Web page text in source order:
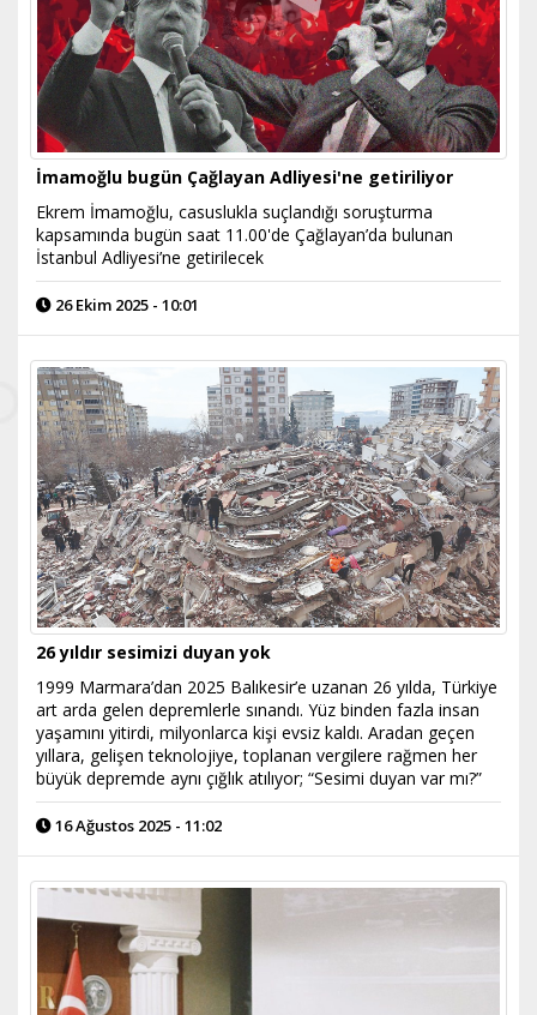
İmamoğlu bugün Çağlayan Adliyesi'ne getiriliyor
Ekrem İmamoğlu, casuslukla suçlandığı soruşturma
kapsamında bugün saat 11.00'de Çağlayan’da bulunan
İstanbul Adliyesi’ne getirilecek
26 Ekim 2025 - 10:01
26 yıldır sesimizi duyan yok
1999 Marmara’dan 2025 Balıkesir’e uzanan 26 yılda, Türkiye
art arda gelen depremlerle sınandı. Yüz binden fazla insan
yaşamını yitirdi, milyonlarca kişi evsiz kaldı. Aradan geçen
yıllara, gelişen teknolojiye, toplanan vergilere rağmen her
büyük depremde aynı çığlık atılıyor; “Sesimi duyan var mı?”
16 Ağustos 2025 - 11:02